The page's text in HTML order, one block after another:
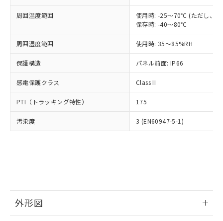
周囲温度範囲
使用時: -25～70℃ (ただし、氷
保存時: -40～80℃
周囲湿度範囲 使用時: 35～85%RH
保護構造 パネル前面: IP66
感電保護クラス Class II
PTI（トラッキング特性） 175
汚染度 3 (EN60947-5-1)
外形図
準価格とは異なる場合があることをご
正式な納期状況および標準価格はお客
様のお取引先、またはお客様担当のオ
ムロン制御機器販売店・当社販売員に
オムロン制御機器販売店や当社販売拠
点は「
販売ネットワーク
」をご確認
在庫状況および標準価格結果を当社の
事前の承諾なく第三者に漏洩または開
示しないようお願いします。
マイパーツ機能（部品リスト作成サー
および当社の共同利用者が、当社の製
引・商談に必要な範囲で利用すること
(PBDE) 1000ppm以下、フタル酸ビス(2-エチルヘキシ
ル) (DEHP)(別名：DOP) 1000ppm以下、フタル酸ブチ
ルベンジル（BBP） 1000ppm以下、フタル酸ジブチル
（DBP） 1000ppm以下、フタル酸ジイソブチル
(DIBP) 1000ppm以下
但し、RoHS指令で産業用監視および制御機器に対する
適用除外項目は除く。
※2 対応予定月
部品在庫の切り替え状況などにより、予定
下記の非含有証明書をダウンロードするこ
とができます。
Cr(Ⅵ)(六価クロム) : 1000ppm、 PBBs(ポリ臭化ビフェ
ニル類) : 1000ppm、 PBDEs(ポリ臭化ジフェニルエーテ
DBP(フタル酸ジブチル) : 1000ppm、 DIBP(フタル酸ジ
イソブチル) : 1000ppm、 BBP(フタル酸ブチルベンジ
ル) : 1000ppm、
DEHP(フタル酸ビス(2-エチルヘキシル)) : 1000ppm
※2 環境保護使用期限
「ｅ」：有害物質（10物質）のすべてが基
「10」：通常の使用状況下において有害物
当社は規制貨物を破棄する場合は、完
全に破砕するなど、違法に輸出されな
いよう必要な手段を講じます。
当社は貴社製品を、核兵器、ミサイ
ル、化学兵器、生物兵器またはその他
武器並びにこれらの製造装置等に一切
使用いたしません。
当社は、貴社製品を第三者に販売する
場合は、上記1、2および3の内容を当
該第三者に通知します。また当社は、
販売先および販売に係わる関係者が違
○ 一定数以上の在庫あり
△ 一定数には満たないが在庫あり
在庫なし(最新の在庫状況につ
たはお客様担当のオムロン制御
機器販売店・当社販売員にご確
空
受注生産機種、また在庫状況の